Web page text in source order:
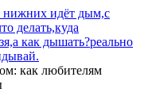
нижних идёт дым,с
делать,куда
как дышать?реально
как любителям